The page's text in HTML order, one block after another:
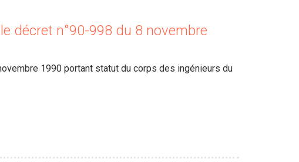
décret n°90-998 du 8 novembre
1990 portant statut du corps des ingénieurs du